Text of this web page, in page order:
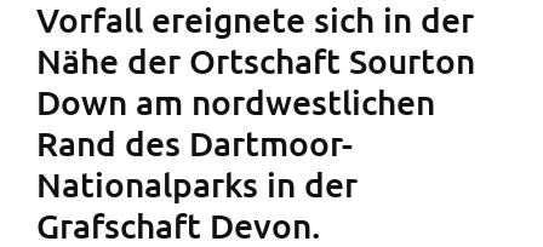
Vorfall ereignete sich in der
Nähe der Ortschaft Sourton
Down am nordwestlichen
Rand des Dartmoor-
Nationalparks in der
Grafschaft Devon.